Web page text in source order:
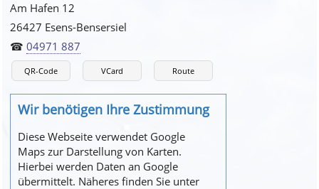
Am Hafen 12
26427 Esens-Bensersiel
☎04971 887
QR-Code VCard Route
Wir benötigen Ihre Zustimmung
Diese Webseite verwendet Google
Maps zur Darstellung von Karten.
Hierbei werden Daten an Google
übermittelt. Näheres finden Sie unter